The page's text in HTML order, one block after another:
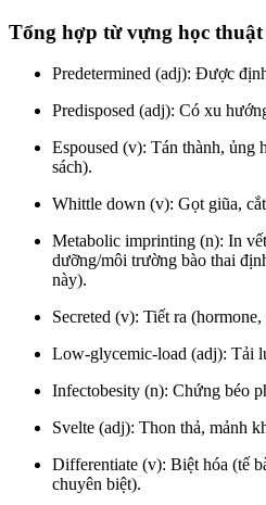
Tổng hợp từ vựng học
Predetermined (adj): Được
Predisposed (adj): Có xu
Espoused (v): Tán thành, ủng
sách).
Whittle down (v): Gọt giũa,
Metabolic imprinting (n): In
dưỡng/môi trường bào thai
này).
Secreted (v): Tiết ra
Low-glycemic-load (adj): Tải
Infectobesity (n): Chứng béo
Svelte (adj): Thon thả, mảnh
Differentiate (v): Biệt hóa (tế
chuyên biệt).